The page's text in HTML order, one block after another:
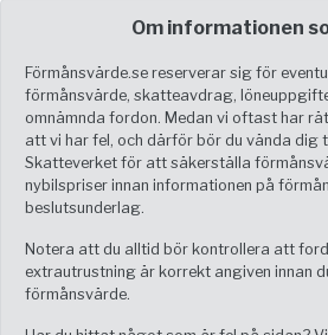
Om informationen
Förmånsvärde.se reserverar sig för
förmånsvärde, skatteavdrag,
omnämnda fordon. Medan vi oftast har
att vi har fel, och därför bör du vända dig
Skatteverket för att säkerställa
nybilspriser innan informationen på
beslutsunderlag.
Notera att du alltid bör kontrollera att
extrautrustning är korrekt angiven innan
förmånsvärde.